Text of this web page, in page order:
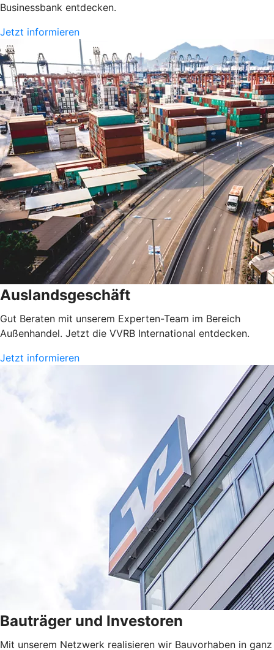
Businessbank entdecken.
Jetzt informieren
Auslandsgeschäft
Gut Beraten mit unserem Experten-Team im Bereich
Außenhandel. Jetzt die VVRB International entdecken.
Jetzt informieren
Bauträger und Investoren
Mit unserem Netzwerk realisieren wir Bauvorhaben in ganz